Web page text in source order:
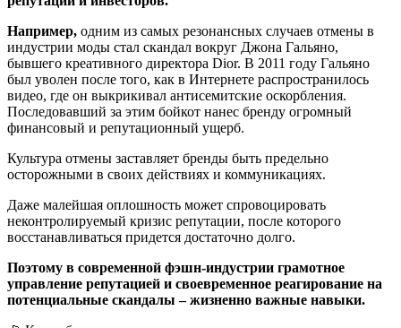
Например, одним из самых резонансных случаев отмены в
индустрии моды стал скандал вокруг Джона Гальяно,
бывшего креативного директора Dior. В 2011 году Гальяно
был уволен после того, как в Интернете распространилось
видео, где он выкрикивал антисемитские оскорбления.
Последовавший за этим бойкот нанес бренду огромный
финансовый и репутационный ущерб.
Культура отмены заставляет бренды быть предельно
осторожными в своих действиях и коммуникациях.
Даже малейшая оплошность может спровоцировать
неконтролируемый кризис репутации, после которого
восстанавливаться придется достаточно долго.
Поэтому в современной фэшн-индустрии грамотное
управление репутацией и своевременное реагирование на
потенциальные скандалы – жизненно важные навыки.